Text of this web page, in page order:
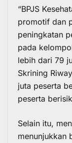
“BPJS
promotif dan
peningkatan
pada
lebih dari 79
Skrining
juta peserta
peserta
Selain itu,
menunjukkan